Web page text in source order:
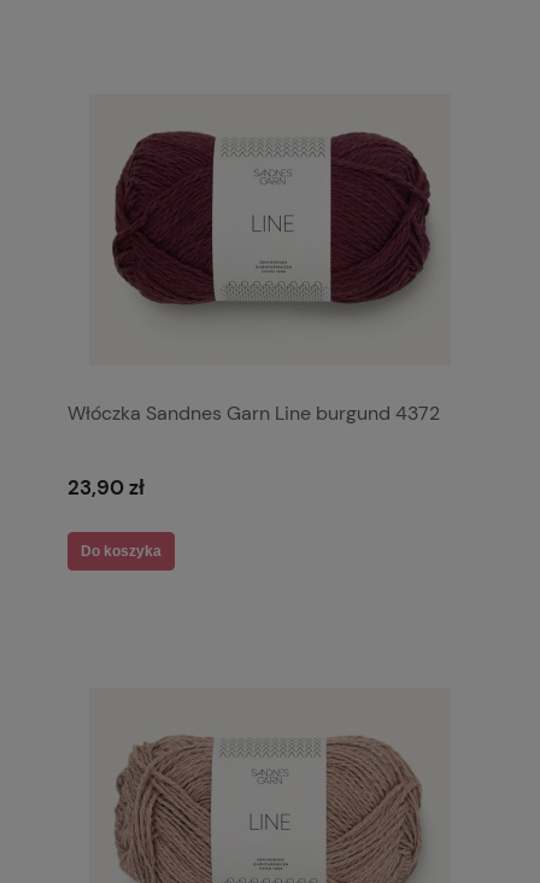
Włóczka Sandnes Garn Line burgund 4372
23,90 zł
Do koszyka